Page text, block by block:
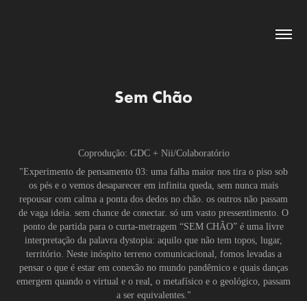
Sem Chão
Coprodução: GDC + Nii/Colaboratório
"Experimento de pensamento 03: uma falha maior nos tira o piso sob
os pés e o vemos desaparecer em infinita queda, sem nunca mais
repousar com calma a ponta dos dedos no chão. os outros não passam
de vaga ideia. sem chance de conectar. só um vasto pressentimento. O
ponto de partida para o curta-metragem “SEM CHÃO” é uma livre
interpretação da palavra dystopia: aquilo que não tem topos, lugar,
território. Neste inóspito terreno comunicacional, fomos levadas a
pensar o que é estar em conexão no mundo pandêmico e quais danças
emergem quando o virtual e o real, o metafísico e o geológico, passam
a ser equivalentes."